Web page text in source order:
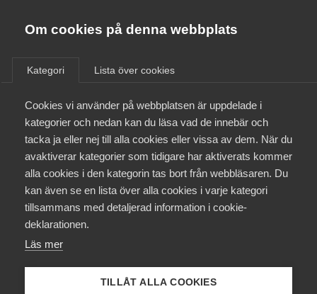
Om cookies på denna webbplats
Kategori Lista över cookies
Cookies vi använder på webbplatsen är uppdelade i
kategorier och nedan kan du läsa vad de innebär och
tacka ja eller nej till alla cookies eller vissa av dem. När du
avaktiverar kategorier som tidigare har aktiverats kommer
alla cookies i den kategorin tas bort från webbläsaren. Du
kan även se en lista över alla cookies i varje kategori
tillsammans med detaljerad information i cookie-
deklarationen.
Läs mer
TILLÅT ALLA COOKIES
Almega Utbildning
Innovations­företagen
Kompetens­företagen
Medie­företagen
Säkerhets­företagen
Tåg­företagen
Om Almega
Aktuellt
Medlemskapet
Mina sidor
Kurser & utbildningar
Departements­promemoria
om anmälan enligt tjänste­
direktivet av förslag till vissa
kommunala föreskrifter (Ds
2012:41)
Remiss